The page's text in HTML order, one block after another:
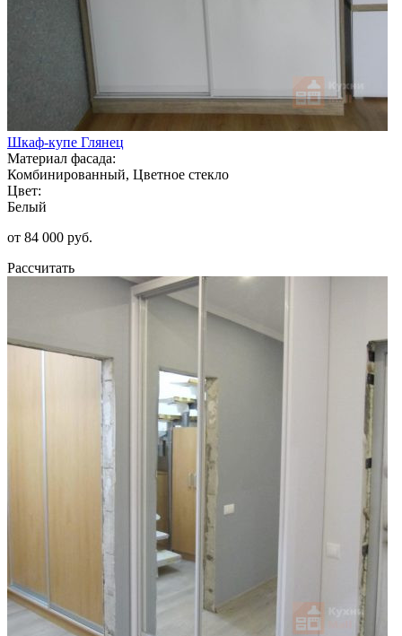
Шкаф-купе Глянец
Материал фасада:
Комбинированный, Цветное стекло
Цвет:
Белый
от 84 000 руб.
Рассчитать